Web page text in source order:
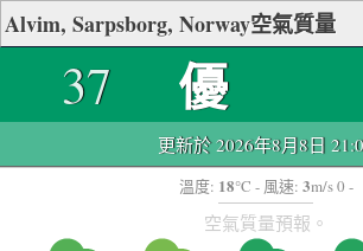
Alvim, Sarpsborg, Norway空氣質量
37 優
更新於 2026年8月8日
溫度: 18°C - 風速: 3m/s 0 -
空氣質量預報。